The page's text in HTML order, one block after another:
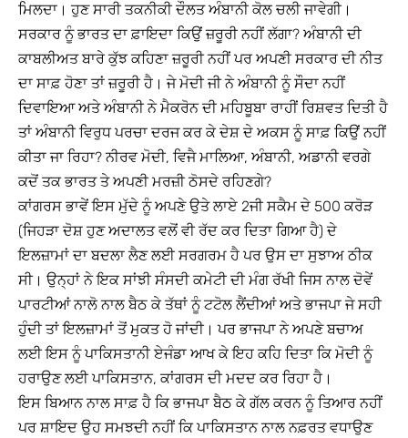
ਮਿਲਦਾ। ਹੁਣ ਸਾਰੀ ਤਕਨੀਕੀ ਦੌਲਤ ਅੰਬਾਨੀ ਕੋਲ ਚਲੀ ਜਾਵੇਗੀ।
ਸਰਕਾਰ ਨੂੰ ਭਾਰਤ ਦਾ ਫ਼ਾਇਦਾ ਕਿਉਂ ਜ਼ਰੂਰੀ ਨਹੀਂ ਲੱਗਾ? ਅੰਬਾਨੀ ਦੀ
ਕਾਬਲੀਅਤ ਬਾਰੇ ਕੁੱਝ ਕਹਿਣਾ ਜ਼ਰੂਰੀ ਨਹੀਂ ਪਰ ਅਪਣੀ ਸਰਕਾਰ ਦੀ ਨੀਤ
ਦਾ ਸਾਫ਼ ਹੋਣਾ ਤਾਂ ਜ਼ਰੂਰੀ ਹੈ। ਜੇ ਮੋਦੀ ਜੀ ਨੇ ਅੰਬਾਨੀ ਨੂੰ ਸੌਦਾ ਨਹੀਂ
ਦਿਵਾਇਆ ਅਤੇ ਅੰਬਾਨੀ ਨੇ ਮੈਕਰੋਨ ਦੀ ਮਹਿਬੂਬਾ ਰਾਹੀਂ ਰਿਸ਼ਵਤ ਦਿਤੀ ਹੈ
ਤਾਂ ਅੰਬਾਨੀ ਵਿਰੁਧ ਪਰਚਾ ਦਰਜ ਕਰ ਕੇ ਦੇਸ਼ ਦੇ ਅਕਸ ਨੂੰ ਸਾਫ਼ ਕਿਉਂ ਨਹੀਂ
ਕੀਤਾ ਜਾ ਰਿਹਾ? ਨੀਰਵ ਮੋਦੀ, ਵਿਜੈ ਮਾਲਿਆ, ਅੰਬਾਨੀ, ਅਡਾਨੀ ਵਰਗੇ
ਕਦੋਂ ਤਕ ਭਾਰਤ ਤੇ ਅਪਣੀ ਮਰਜ਼ੀ ਠੋਸਦੇ ਰਹਿਣਗੇ?
ਕਾਂਗਰਸ ਭਾਵੇਂ ਇਸ ਮੁੱਦੇ ਨੂੰ ਅਪਣੇ ਉਤੇ ਲਾਏ 2ਜੀ ਸਕੈਮ ਦੇ 500 ਕਰੋੜ
(ਜਿਹੜਾ ਦੋਸ਼ ਹੁਣ ਅਦਾਲਤ ਵਲੋਂ ਵੀ ਰੱਦ ਕਰ ਦਿਤਾ ਗਿਆ ਹੈ) ਦੇ
ਇਲਜ਼ਾਮਾਂ ਦਾ ਬਦਲਾ ਲੈਣ ਲਈ ਸਰਗਰਮ ਹੈ ਪਰ ਉਸ ਦਾ ਸੁਝਾਅ ਠੀਕ
ਸੀ। ਉਨ੍ਹਾਂ ਨੇ ਇਕ ਸਾਂਝੀ ਸੰਸਦੀ ਕਮੇਟੀ ਦੀ ਮੰਗ ਰੱਖੀ ਜਿਸ ਨਾਲ ਦੋਵੇਂ
ਪਾਰਟੀਆਂ ਨਾਲੋ ਨਾਲ ਬੈਠ ਕੇ ਤੱਥਾਂ ਨੂੰ ਟਟੋਲ ਲੈਂਦੀਆਂ ਅਤੇ ਭਾਜਪਾ ਜੇ ਸਹੀ
ਹੁੰਦੀ ਤਾਂ ਇਲਜ਼ਾਮਾਂ ਤੋਂ ਮੁਕਤ ਹੋ ਜਾਂਦੀ। ਪਰ ਭਾਜਪਾ ਨੇ ਅਪਣੇ ਬਚਾਅ
ਲਈ ਇਸ ਨੂੰ ਪਾਕਿਸਤਾਨੀ ਏਜੰਡਾ ਆਖ ਕੇ ਇਹ ਕਹਿ ਦਿਤਾ ਕਿ ਮੋਦੀ ਨੂੰ
ਹਰਾਉਣ ਲਈ ਪਾਕਿਸਤਾਨ, ਕਾਂਗਰਸ ਦੀ ਮਦਦ ਕਰ ਰਿਹਾ ਹੈ।
ਇਸ ਬਿਆਨ ਨਾਲ ਸਾਫ਼ ਹੈ ਕਿ ਭਾਜਪਾ ਬੈਠ ਕੇ ਗੱਲ ਕਰਨ ਨੂੰ ਤਿਆਰ ਨਹੀਂ
ਪਰ ਸ਼ਾਇਦ ਉਹ ਸਮਝਦੀ ਨਹੀਂ ਕਿ ਪਾਕਿਸਤਾਨ ਨਾਲ ਨਫ਼ਰਤ ਵਧਾਉਣ